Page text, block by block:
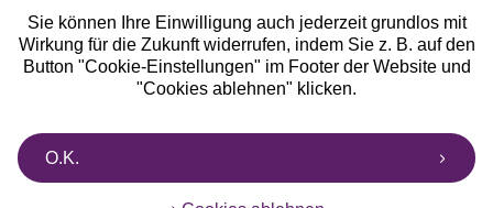
Sie können Ihre Einwilligung auch jederzeit grundlos mit
Wirkung für die Zukunft widerrufen, indem Sie z. B. auf den
Button "Cookie-Einstellungen" im Footer der Website und
"Cookies ablehnen" klicken.
O.K.